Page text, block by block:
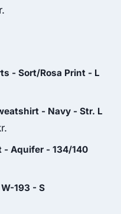
- Sort/Rosa Print - L
- Navy - Str. L
price
- Aquifer - 134/140
193 - S